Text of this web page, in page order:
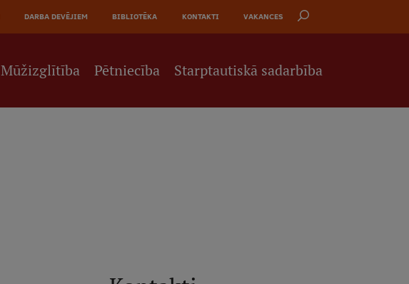
DARBA DEVĒJIEM BIBLIOTĒKA KONTAKTI VAKANCES
Mūžizglītība Pētniecība Starptautiskā sadarbība